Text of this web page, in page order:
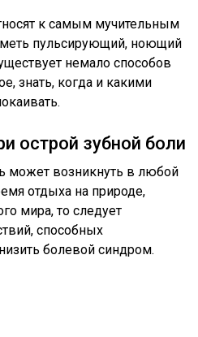
к самым мучительным
пульсирующий, ноющий
немало способов
знать, когда и какими
острой зубной боли
может возникнуть в любой
отдыха на природе,
мира, то следует
способных
болевой синдром.